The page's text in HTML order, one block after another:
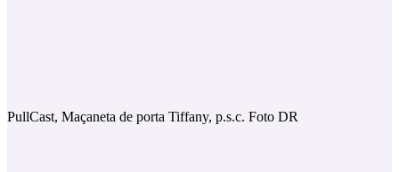
PullCast, Maçaneta de porta Tiffany, p.s.c. Foto DR